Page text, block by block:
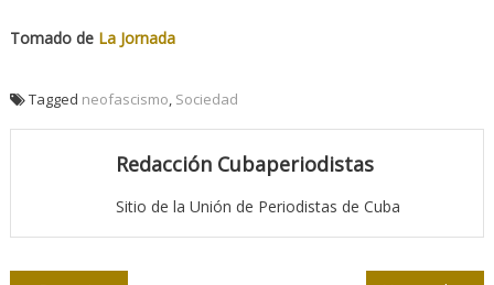
Tomado de La Jornada
Tagged neofascismo Sociedad
Redacción Cubaperiodistas
Sitio de la Unión de Periodistas de Cuba